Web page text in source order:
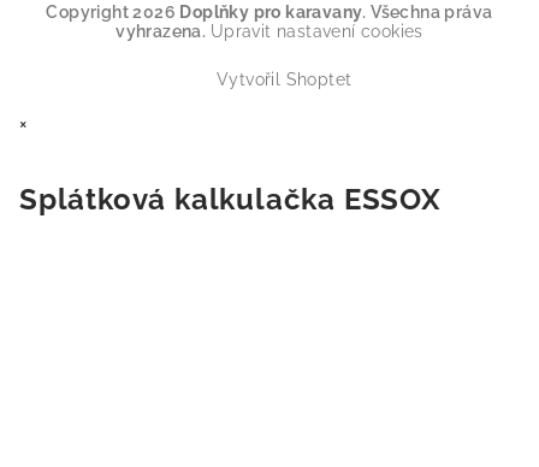
Copyright 2026 Doplňky pro karavany. Všechna práva
vyhrazena. Upravit nastavení cookies
Vytvořil Shoptet
×
Splátková kalkulačka ESSOX